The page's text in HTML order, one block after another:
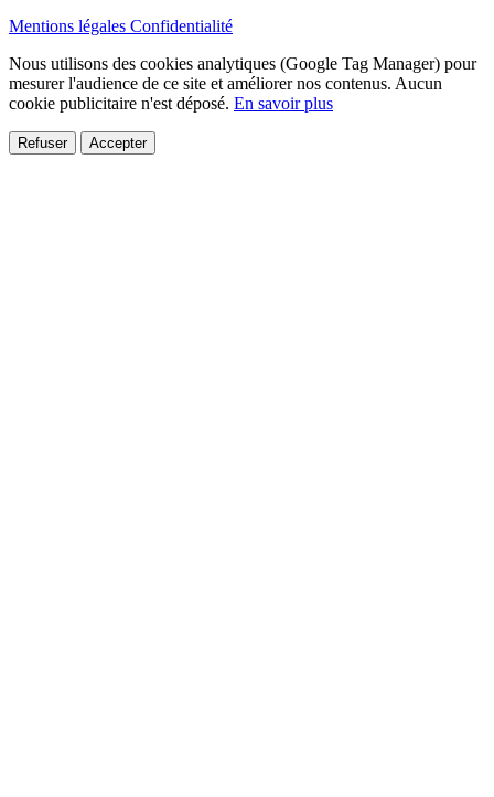
Mentions légales Confidentialité
Nous utilisons des cookies analytiques (Google Tag Manager) pour
mesurer l'audience de ce site et améliorer nos contenus. Aucun
cookie publicitaire n'est déposé. En savoir plus
Refuser Accepter